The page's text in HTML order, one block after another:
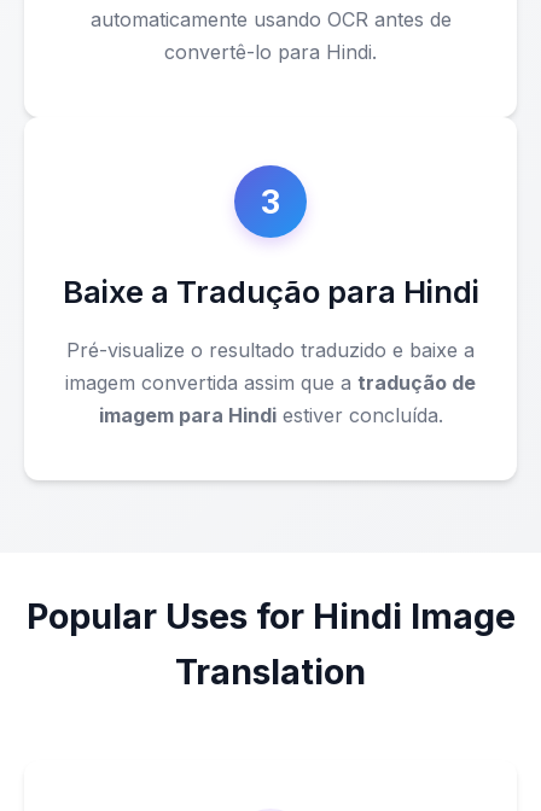
automaticamente usando OCR antes de
convertê-lo para Hindi.
3
Baixe a Tradução para Hindi
Pré-visualize o resultado traduzido e baixe a
imagem convertida assim que a tradução de
imagem para Hindiestiver concluída.
Popular Uses for Hindi Image
Translation